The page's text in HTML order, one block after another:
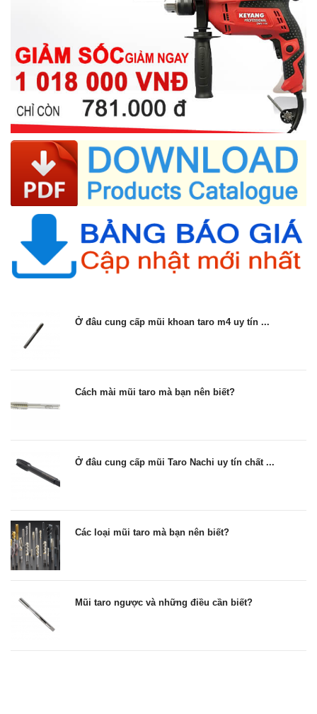
Ở đâu cung cấp mũi khoan taro m4 uy tín ...
Cách mài mũi taro mà bạn nên biết?
Ở đâu cung cấp mũi Taro Nachi uy tín chất ...
Các loại mũi taro mà bạn nên biết?
Mũi taro ngược và những điều cần biết?